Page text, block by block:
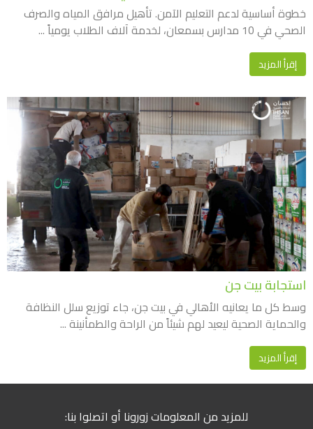
خطوة أساسية لدعم التعليم الآمن. تأهيل مرافق المياه والصرف
الصحي في 10 مدارس بسمعان، لخدمة آلاف الطلاب يومياً ...
إقرأ المزيد
استجابة بيت جن
وسط كل ما يعانيه الأهالي في بيت جن، جاء توزيع سلل النظافة
والحماية الصحية ليعيد لهم شيئاً من الراحة والطمأنينة ...
إقرأ المزيد
للمزيد من المعلومات زورونا أو اتصلوا بنا: